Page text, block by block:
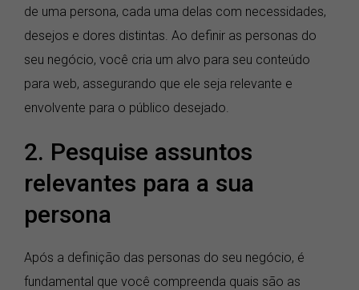
de uma persona, cada uma delas com necessidades,
desejos e dores distintas. Ao definir as personas do
seu negócio, você cria um alvo para seu conteúdo
para web, assegurando que ele seja relevante e
envolvente para o público desejado.
2. Pesquise assuntos
relevantes para a sua
persona
Após a definição das personas do seu negócio, é
fundamental que você compreenda quais são as